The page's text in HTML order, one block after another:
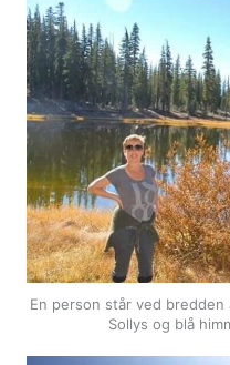
En person står ved
Sollys og blå